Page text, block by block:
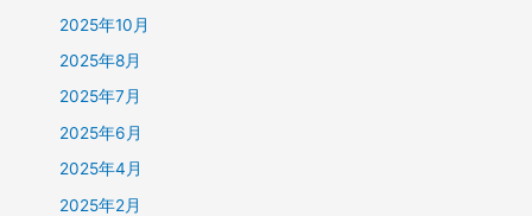
2025年10月
2025年8月
2025年7月
2025年6月
2025年4月
2025年2月